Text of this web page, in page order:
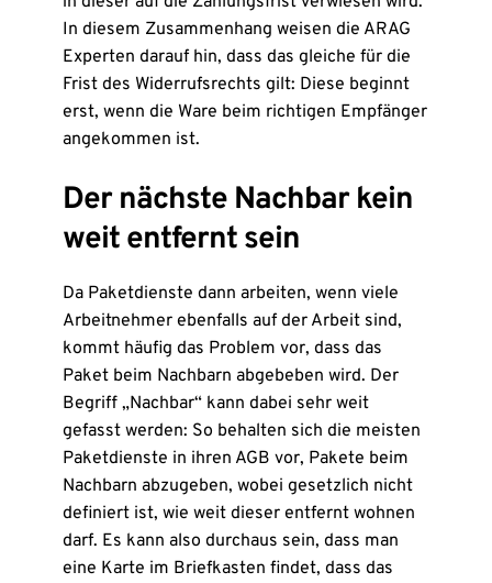
In diesem Zusammenhang weisen die ARAG
Experten darauf hin, dass das gleiche für die
Frist des Widerrufsrechts gilt: Diese beginnt
erst, wenn die Ware beim richtigen Empfänger
angekommen ist.
Der nächste Nachbar kein
weit entfernt sein
Da Paketdienste dann arbeiten, wenn viele
Arbeitnehmer ebenfalls auf der Arbeit sind,
kommt häufig das Problem vor, dass das
Paket beim Nachbarn abgebeben wird. Der
Begriff „Nachbar“ kann dabei sehr weit
gefasst werden: So behalten sich die meisten
Paketdienste in ihren AGB vor, Pakete beim
Nachbarn abzugeben, wobei gesetzlich nicht
definiert ist, wie weit dieser entfernt wohnen
darf. Es kann also durchaus sein, dass man
eine Karte im Briefkasten findet, dass das